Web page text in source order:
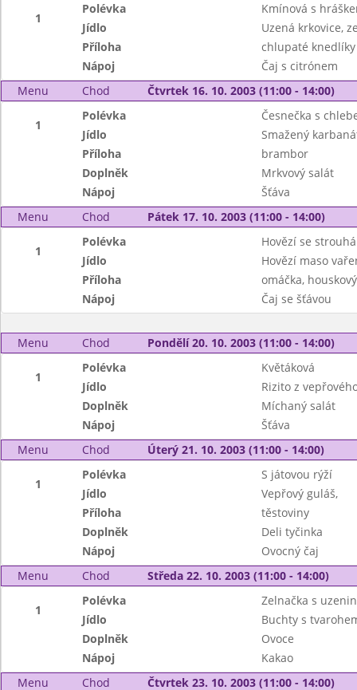
1
Polévka
Kmínová s
Jídlo
Uzená krkovice,
Příloha
chlupaté knedlíky
Nápoj
Čaj s citrónem
Menu
Chod Čtvrtek 16. 10. 2003 (11:00 - 14:00)
1
Polévka
Česnečka s
Jídlo
Smažený
Příloha
brambor
Doplněk
Mrkvový salát
Nápoj
Šťáva
Menu
Chod Pátek 17. 10. 2003 (11:00 - 14:00)
1
Polévka
Hovězí se
Jídlo
Hovězí maso
Příloha
omáčka,
Nápoj
Čaj se šťávou
Menu Chod Pondělí 20. 10. 2003 (11:00 - 14:00)
1
Polévka
Květáková
Jídlo
Rizito z
Doplněk
Míchaný salát
Nápoj
Šťáva
Menu
Chod Úterý 21. 10. 2003 (11:00 - 14:00)
1
Polévka
S játovou rýží
Jídlo
Vepřový guláš,
Příloha
těstoviny
Doplněk
Deli tyčinka
Nápoj
Ovocný čaj
Menu
Chod Středa 22. 10. 2003 (11:00 - 14:00)
1
Polévka
Zelnačka s
Jídlo
Buchty s
Doplněk
Ovoce
Nápoj
Kakao
Menu
Chod Čtvrtek 23. 10. 2003 (11:00 - 14:00)